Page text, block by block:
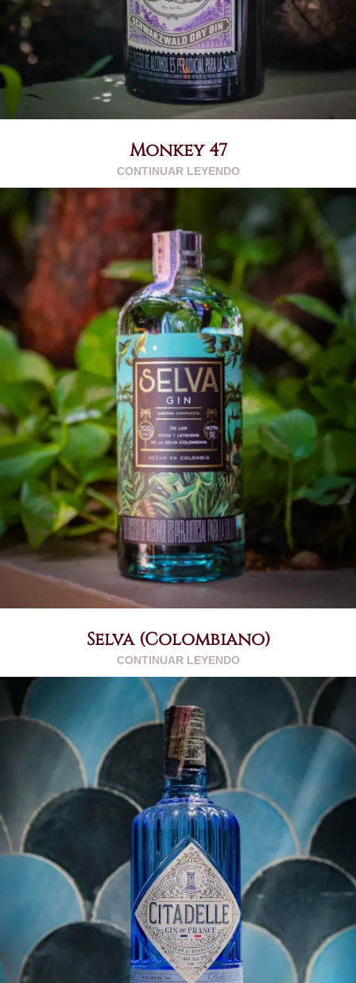
Monkey 47
CONTINUAR LEYENDO
Selva (Colombiano)
CONTINUAR LEYENDO